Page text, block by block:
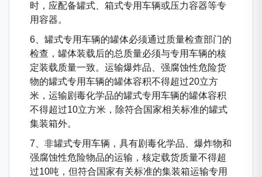
时，应配备罐式、箱式专用车辆或压力容器等专
用容器。
6、罐式专用车辆的罐体必须通过质量检查部门的
检查，罐体装载后的总质量必须与专用车辆的核
定装载质量一致。运输爆炸品、强腐蚀性危险货
物的罐式专用车辆的罐体容积不得超过20立方
米，运输剧毒化学品的罐式专用车辆的罐体容积
不得超过10立方米，除符合国家相关标准的罐式
集装箱外。
7、非罐式专用车辆，具有剧毒化学品、爆炸物和
强腐蚀性危险物品的运输，核定载货质量不得超
过10吨，但符合国家有关标准的集装箱运输专用